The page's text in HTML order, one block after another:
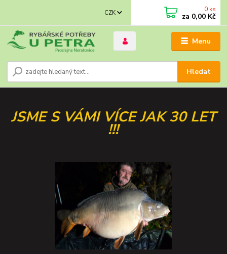
Menu
CZK
Hledat
0 ks
za 0,00 Kč
JSME S VÁMI VÍCE JAK 30 LET
!!!